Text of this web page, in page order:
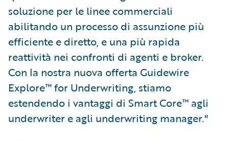
soluzione per le linee commerciali
abilitando un processo di assunzione più
efficiente e diretto, e una più rapida
reattività nei confronti di agenti e broker.
Con la nostra nuova offerta Guidewire
Explore™ for Underwriting, stiamo
estendendo i vantaggi di Smart Core™ agli
underwriter e agli underwriting manager."